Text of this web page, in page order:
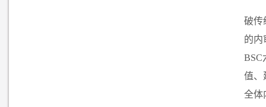
破传
的内
BSC
值、
全体